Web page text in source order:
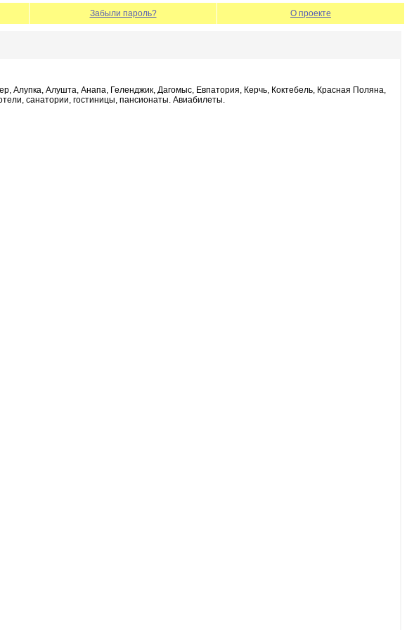
Забыли пароль? О проекте
Алушта, Анапа, Геленджик, Дагомыс, Евпатория, Керчь, Коктебель, Красная Поляна,
санатории, гостиницы, пансионаты. Авиабилеты.